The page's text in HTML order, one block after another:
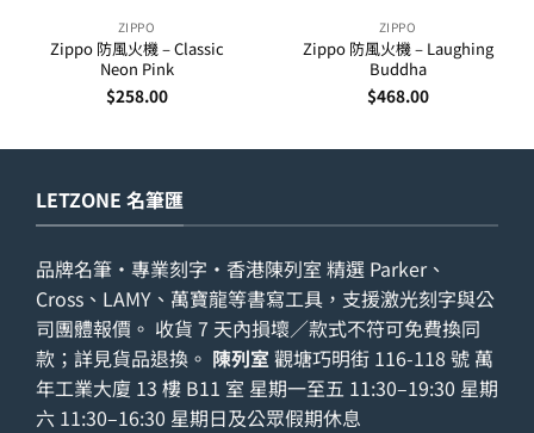
ZIPPO
Zippo 防風火機 – Classic
Neon Pink
$258.00
ZIPPO
Zippo 防風火機 – Laughing
Buddha
$468.00
LETZONE 名筆匯
品牌名筆・專業刻字・香港陳列室 精選 Parker、
Cross、LAMY、萬寶龍等書寫工具，支援激光刻字與公
司團體報價。 收貨 7 天內損壞／款式不符可免費換同
款；詳見貨品退換 。 陳列室 觀塘巧明街 116-118 號 萬
年工業大廈 13 樓 B11 室 星期一至五 11:30–19:30 星期
六 11:30–16:30 星期日及公眾假期休息